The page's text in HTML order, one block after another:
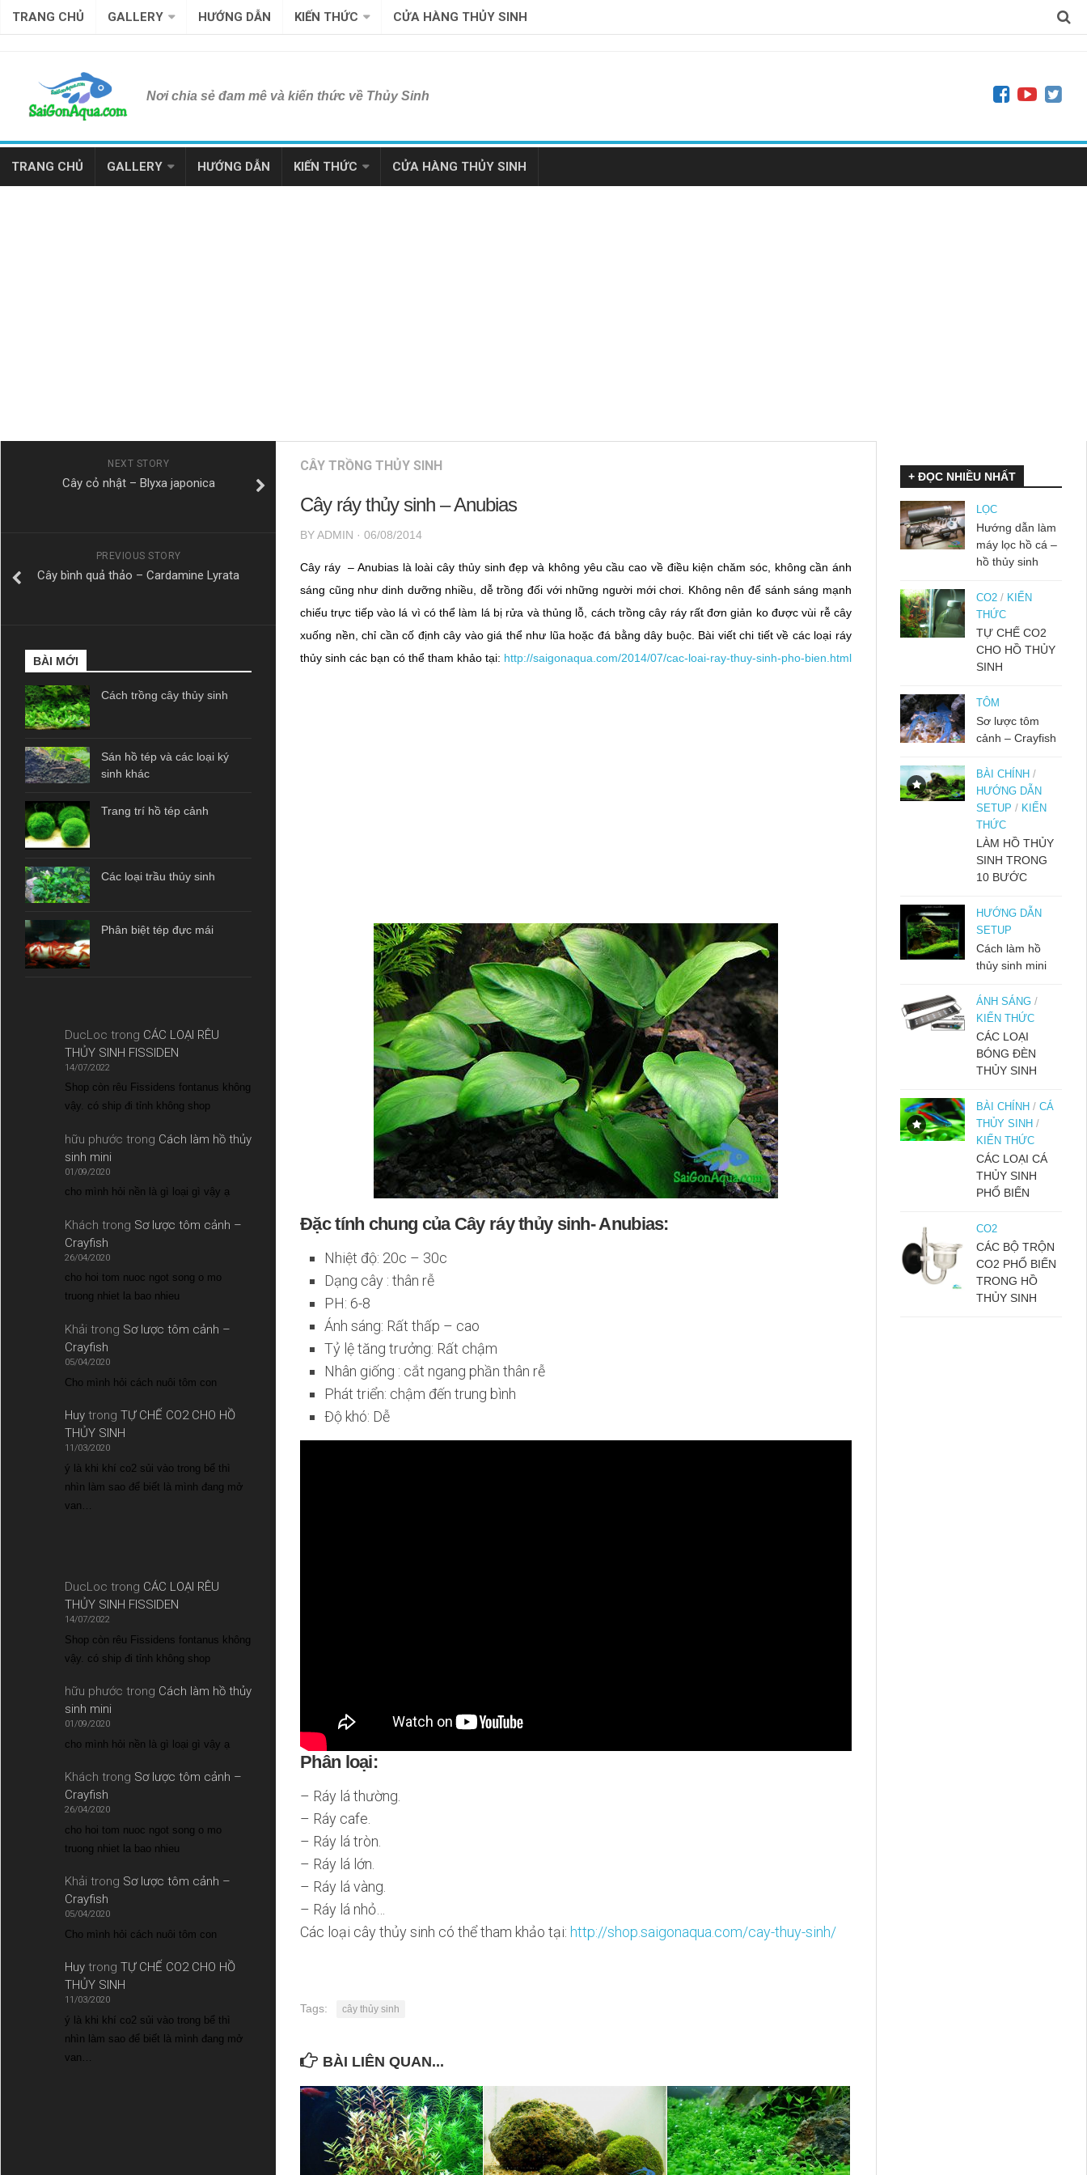
TRANG CHỦ GALLERY HƯỚNG DẪN KIẾN THỨC CỬA HÀNG THỦY SINH
Nơi chia sẻ đam mê và kiến thức về Thủy Sinh
TRANG CHỦ GALLERY HƯỚNG DẪN KIẾN THỨC CỬA HÀNG THỦY SINH
CÂY TRỒNG THỦY SINH
Cây ráy thủy sinh – Anubias
BYADMIN · 06/08/2014
Cây ráy – Anubias là loài cây thủy sinh đẹp và không yêu cầu cao về điều kiện chăm sóc, không cần ánh
sáng cũng như dinh dưỡng nhiều, dễ trồng đối với những người mới chơi. Không nên để sánh sáng mạnh
chiếu trực tiếp vào lá vì có thể làm lá bị rửa và thủng lỗ, cách trồng cây ráy rất đơn giản ko được vùi rễ cây
xuống nền, chỉ cần cố định cây vào giá thể như lũa hoặc đá bằng dây buộc. Bài viết chi tiết về các loại ráy
thủy sinh các bạn có thể tham khảo tại: http://saigonaqua.com/2014/07/cac-loai-ray-thuy-sinh-pho-bien.html
Đặc tính chung của Cây ráy thủy sinh- Anubias:
Nhiệt độ: 20c – 30c
Dạng cây : thân rễ
PH: 6-8
Ánh sáng: Rất thấp – cao
Tỷ lệ tăng trưởng: Rất chậm
Nhân giống : cắt ngang phần thân rễ
Phát triển: chậm đến trung bình
Độ khó: Dễ
Phân loại:
– Ráy lá thường.
– Ráy cafe.
– Ráy lá tròn.
– Ráy lá lớn.
– Ráy lá vàng.
– Ráy lá nhỏ…
Các loại cây thủy sinh có thể tham khảo tại: http://shop.saigonaqua.com/cay-thuy-sinh/
Tags: cây thủy sinh
BÀI LIÊN QUAN...
NEXT STORY
Cây cỏ nhật – Blyxa japonica
PREVIOUS STORY
Cây bình quả thảo – Cardamine Lyrata
BÀI MỚI
Cách trồng cây thủy sinh
Sán hồ tép và các loại ký
sinh khác
Trang trí hồ tép cảnh
Các loại trầu thủy sinh
Phân biệt tép đực mái
DucLoc trong CÁC LOẠI RÊU
THỦY SINH FISSIDEN
14/07/2022
Shop còn rêu Fissidens fontanus không
vậy. có ship đi tỉnh không shop
hữu phước trong Cách làm hồ thủy
sinh mini
01/09/2020
cho mình hỏi nền là gì loại gì vậy ạ
Khách trong Sơ lược tôm cảnh –
Crayfish
26/04/2020
cho hoi tom nuoc ngot song o mo
truong nhiet la bao nhieu
Khải trong Sơ lược tôm cảnh –
Crayfish
05/04/2020
Cho mình hỏi cách nuôi tôm con
Huytrong TỰ CHẾ CO2 CHO HỒ
THỦY SINH
11/03/2020
ý là khi khí co2 sủi vào trong bể thì
nhìn làm sao để biết là mình đang mở
van…
DucLoc trong CÁC LOẠI RÊU
THỦY SINH FISSIDEN
14/07/2022
Shop còn rêu Fissidens fontanus không
vậy. có ship đi tỉnh không shop
hữu phước trong Cách làm hồ thủy
sinh mini
01/09/2020
cho mình hỏi nền là gì loại gì vậy ạ
Khách trong Sơ lược tôm cảnh –
Crayfish
26/04/2020
cho hoi tom nuoc ngot song o mo
truong nhiet la bao nhieu
Khải trong Sơ lược tôm cảnh –
Crayfish
05/04/2020
Cho mình hỏi cách nuôi tôm con
Huytrong TỰ CHẾ CO2 CHO HỒ
THỦY SINH
11/03/2020
ý là khi khí co2 sủi vào trong bể thì
nhìn làm sao để biết là mình đang mở
van…
+ ĐỌC NHIỀU NHẤT
LỌC
Hướng dẫn làm
máy lọc hồ cá –
hồ thủy sinh
CO2 / KIẾN
THỨC
TỰ CHẾ CO2
CHO HỒ THỦY
SINH
TÔM
Sơ lược tôm
cảnh – Crayfish
BÀI CHÍNH /
HƯỚNG DẪN
SETUP / KIẾN
THỨC
LÀM HỒ THỦY
SINH TRONG
10 BƯỚC
HƯỚNG DẪN
SETUP
Cách làm hồ
thủy sinh mini
ÁNH SÁNG /
KIẾN THỨC
CÁC LOẠI
BÓNG ĐÈN
THỦY SINH
BÀI CHÍNH / CÁ
THỦY SINH /
KIẾN THỨC
CÁC LOẠI CÁ
THỦY SINH
PHỔ BIẾN
CO2
CÁC BỘ TRỘN
CO2 PHỔ BIẾN
TRONG HỒ
THỦY SINH